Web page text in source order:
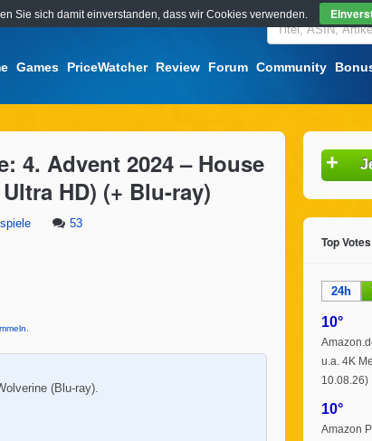
Games PriceWatcher Review Forum Community
4. Advent 2024 – House
HD) (+ Blu-ray)
53
(Blu-ray).
+
Top Votes
24h
10°
u.a. 4K
10.08.26)
10°
Amazon
Sie sich damit einverstanden, dass wir Cookies verwenden.